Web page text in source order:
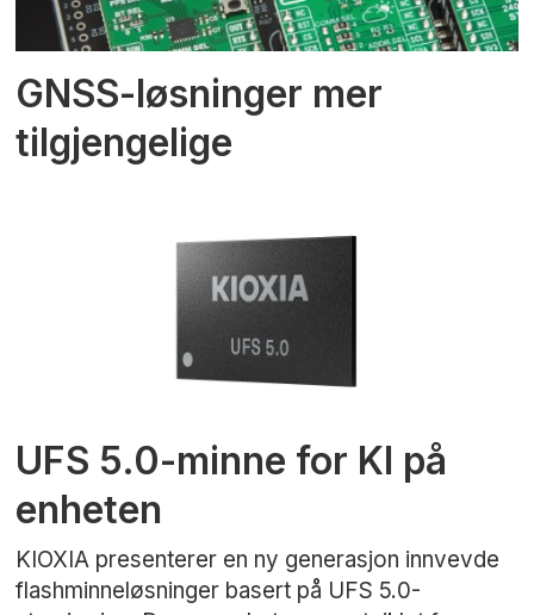
GNSS-løsninger mer
tilgjengelige
UFS 5.0-minne for KI på
enheten
KIOXIA presenterer en ny generasjon innvevde
flashminneløsninger basert på UFS 5.0-